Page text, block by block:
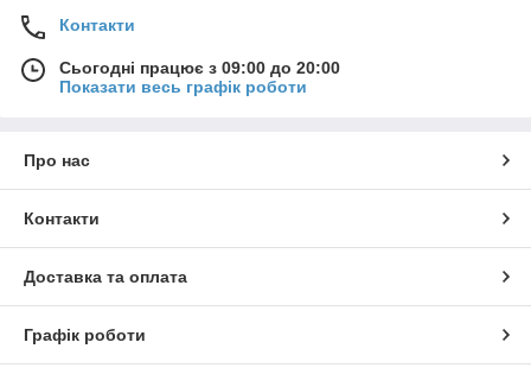
Контакти
Сьогодні працює з 09:00 до 20:00
Показати весь графік роботи
Про нас
Контакти
Доставка та оплата
Графік роботи